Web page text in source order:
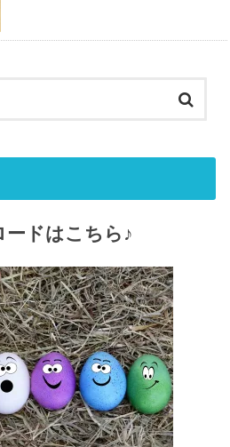
ードはこちら♪